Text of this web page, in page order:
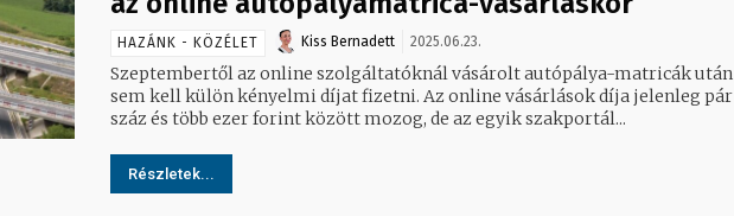
HAZÁNK - KÖZÉLET Kiss Bernadett 2025.06.23.
Szeptembertől az online szolgáltatóknál vásárolt autópálya-matricák után
sem kell külön kényelmi díjat fizetni. Az online vásárlások díja jelenleg pár
száz és több ezer forint között mozog, de az egyik szakportál...
Részletek...